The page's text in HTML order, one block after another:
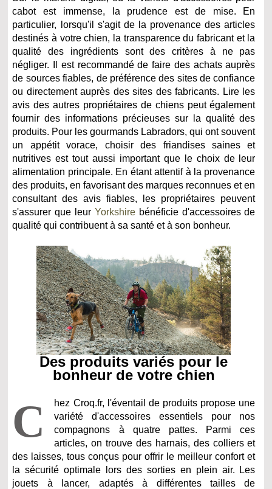
cabot est immense, la prudence est de mise. En
particulier, lorsqu'il s'agit de la provenance des articles
destinés à votre chien, la transparence du fabricant et la
qualité des ingrédients sont des critères à ne pas
négliger. Il est recommandé de faire des achats auprès
de sources fiables, de préférence des sites de confiance
ou directement auprès des sites des fabricants. Lire les
avis des autres propriétaires de chiens peut également
fournir des informations précieuses sur la qualité des
produits. Pour les gourmands Labradors, qui ont souvent
un appétit vorace, choisir des friandises saines et
nutritives est tout aussi important que le choix de leur
alimentation principale. En étant attentif à la provenance
des produits, en favorisant des marques reconnues et en
consultant des avis fiables, les propriétaires peuvent
s'assurer que leur Yorkshirebénéficie d'accessoires de
qualité qui contribuent à sa santé et à son bonheur.
Des produits variés pour le
bonheur de votre chien
C
hez Croq.fr, l'éventail de produits propose une
variété d'accessoires essentiels pour nos
compagnons à quatre pattes. Parmi ces
articles, on trouve des harnais, des colliers et
des laisses, tous conçus pour offrir le meilleur confort et
la sécurité optimale lors des sorties en plein air. Les
jouets à lancer, adaptés à différentes tailles de